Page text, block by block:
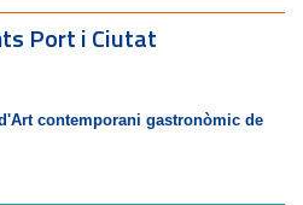
Port i Ciutat
contemporani gastronòmic de